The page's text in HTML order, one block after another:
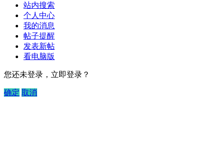
站内搜索
个人中心
我的消息
帖子提醒
发表新帖
看电脑版
您还未登录，立即登录？
确定 取消